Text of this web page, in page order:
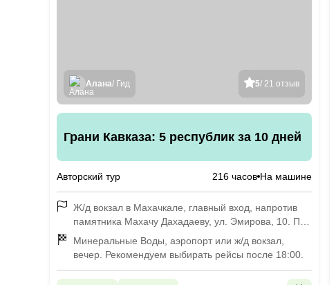
5/ 21 отзыв
Алана/ Гид
Грани Кавказа: 5 республик за 10 дней
Авторский тур 216 часов На машине
Ж/д вокзал в Махачкале, главный вход, напротив
памятника Махачу Дахадаеву, ул. Эмирова, 10. По
воскресеньям — 11:00, сбор группы в аэропорту
Махачкалы — в 11:45. По средам — 14:15 сбор
группы на ж/д вокзале в Махачкале, в 13:45 сбор
группы в аэропорту Махачкалы.
Минеральные Воды, аэропорт или ж/д вокзал,
вечер. Рекомендуем выбирать рейсы после 18:00.